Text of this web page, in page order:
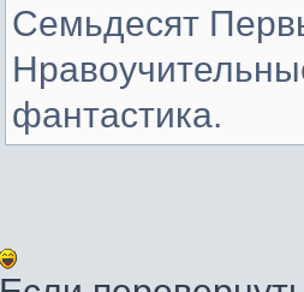
Семьдесят
фантастика.